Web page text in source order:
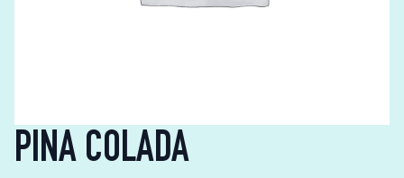
PINA COLADA